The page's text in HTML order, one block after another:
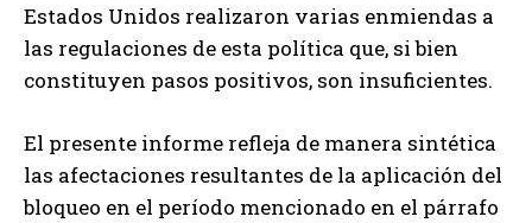
Estados Unidos realizaron varias enmiendas a
las regulaciones de esta política que, si bien
constituyen pasos positivos, son insuficientes.
El presente informe refleja de manera sintética
las afectaciones resultantes de la aplicación del
bloqueo en el período mencionado en el párrafo